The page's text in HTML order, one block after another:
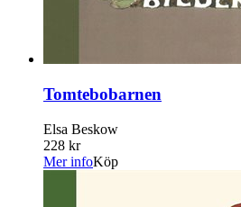
Tomtebobarnen
Elsa Beskow
228 kr
Mer infoKöp